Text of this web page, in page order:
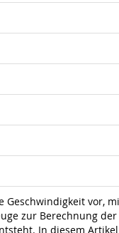
vor,
zur Berechnung
In diesem